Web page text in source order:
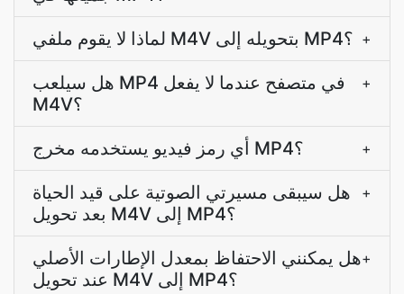
لماذا لا يقوم ملفي M4V بتحويله إلى MP4؟ +
هل سيلعب MP4 في متصفح عندما لا يفعل
M4V؟
+
أي رمز فيديو يستخدمه مخرج MP4؟ +
هل سيبقى مسيرتي الصوتية على قيد الحياة
بعد تحويل M4V إلى MP4؟
+
هل يمكنني الاحتفاظ بمعدل الإطارات الأصلي
عند تحويل M4V إلى MP4؟
+